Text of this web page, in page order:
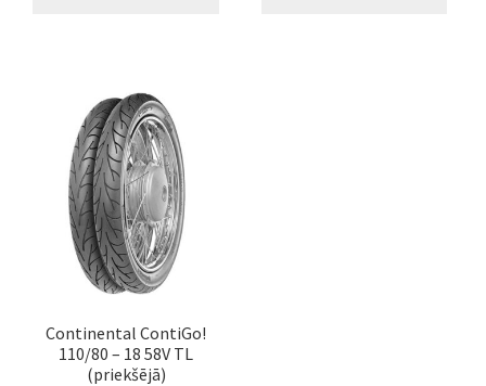
Continental ContiGo!
110/80 – 18 58V TL
(priekšējā)